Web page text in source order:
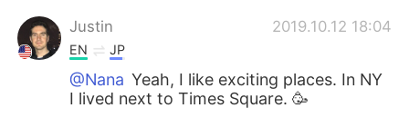
Justin 2019.10.12 18:04
EN JP
@Nana Yeah, I like exciting places. In NY
I lived next to Times Square. 🥳